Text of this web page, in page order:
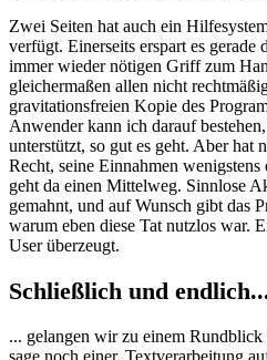
Zwei Seiten hat auch ein
verfügt. Einerseits erspart es gerade
immer wieder nötigen Griff zum
gleichermaßen allen nicht
gravitationsfreien Kopie des
Anwender kann ich darauf
unterstützt, so gut es geht. Aber hat
Recht, seine Einnahmen
geht da einen Mittelweg. Sinnlose
gemahnt, und auf Wunsch gibt das
warum eben diese Tat nutzlos war.
User überzeugt.
Schließlich und
... gelangen wir zu einem
sage noch einer, Textverarbeitung